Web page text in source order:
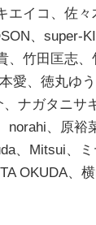
イコ、佐々
、super-
竹田匡志、
愛、徳丸ゆう
ナガタニサ
norahi、原裕
、Mitsui、
OKUDA、